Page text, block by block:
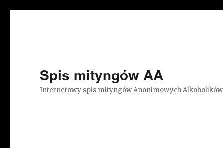
Spis mityngów AA
Internetowy spis mityngów Anonimowych Alkoholików